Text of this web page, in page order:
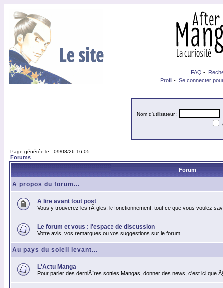
FAQ -
Profil - Se connecter
Nom d'utilisateur :
Page générée le : 09/08/26 16:05
Forums
Forum
A propos du forum...
A lire avant tout post
Vous y trouverez les rÃ¨gles, le fonctionnement, tout ce que vous voulez
Le forum et vous : l'espace de discussion
Votre avis, vos remarques ou vos suggestions sur le forum...
Au pays du soleil levant...
L'Actu Manga
Pour parler des derniÃ¨res sorties Mangas, donner des news, c'est ici que